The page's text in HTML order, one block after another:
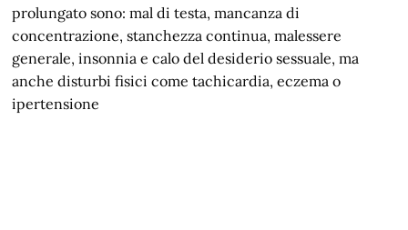
prolungato sono: mal di testa, mancanza di
concentrazione, stanchezza continua, malessere
generale, insonnia e calo del desiderio sessuale, ma
anche disturbi fisici come tachicardia, eczema o
ipertensione